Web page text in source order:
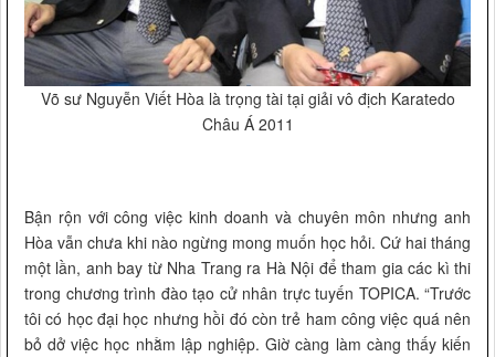
Võ sư Nguyễn Viết Hòa là trọng tài tại giải vô địch Karatedo
Châu Á 2011
Bận rộn với công việc kinh doanh và chuyên môn nhưng anh
Hòa vẫn chưa khi nào ngừng mong muốn học hỏi. Cứ hai tháng
một lần, anh bay từ Nha Trang ra Hà Nội để tham gia các kì thi
trong chương trình đào tạo cử nhân trực tuyến TOPICA. “Trước
tôi có học đại học nhưng hồi đó còn trẻ ham công việc quá nên
bỏ dở việc học nhằm lập nghiệp. Giờ càng làm càng thấy kiến